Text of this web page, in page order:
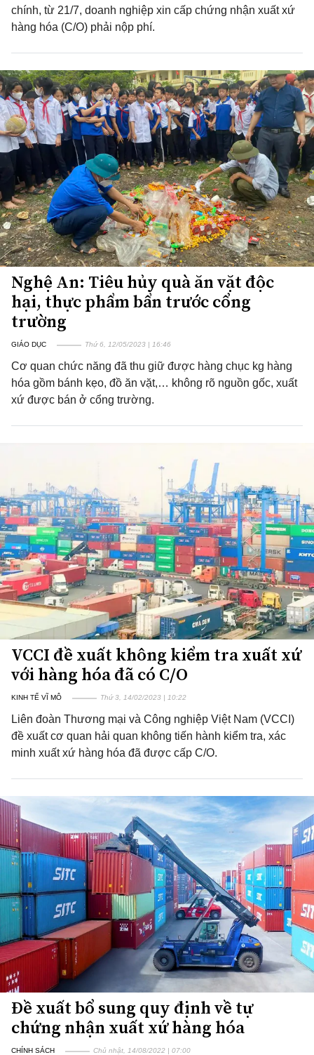
chính, từ 21/7, doanh nghiệp xin cấp chứng nhận xuất xứ
hàng hóa (C/O) phải nộp phí.
Nghệ An: Tiêu hủy quà ăn vặt độc
hại, thực phẩm bẩn trước cổng
trường
GIÁO DỤC Thứ 6, 12/05/2023 | 16:46
Cơ quan chức năng đã thu giữ được hàng chục kg hàng
hóa gồm bánh kẹo, đồ ăn vặt,… không rõ nguồn gốc, xuất
xứ được bán ở cổng trường.
VCCI đề xuất không kiểm tra xuất xứ
với hàng hóa đã có C/O
KINH TẾ VĨ MÔ Thứ 3, 14/02/2023 | 10:22
Liên đoàn Thương mại và Công nghiệp Việt Nam (VCCI)
đề xuất cơ quan hải quan không tiến hành kiểm tra, xác
minh xuất xứ hàng hóa đã được cấp C/O.
Đề xuất bổ sung quy định về tự
chứng nhận xuất xứ hàng hóa
CHÍNH SÁCH Chủ nhật, 14/08/2022 | 07:00